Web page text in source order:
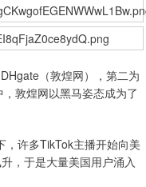
（敦煌网），第二为
敦煌网以黑马姿态成为了
许多TikTok主播开始向美
，于是大量美国用户涌入